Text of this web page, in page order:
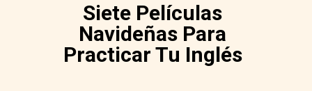
Siete Películas
Navideñas Para
Practicar Tu Inglés